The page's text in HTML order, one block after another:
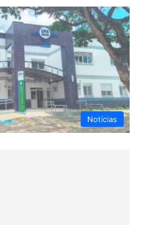
Notícias